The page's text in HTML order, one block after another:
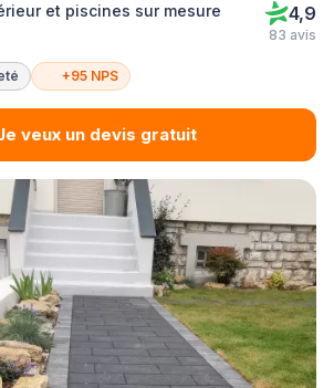
et piscines sur mesure
4,9
83 avis
+95 NPS
veux un devis gratuit